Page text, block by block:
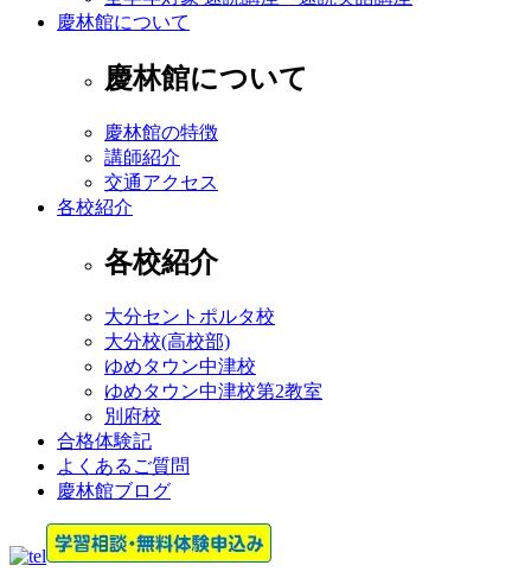
慶林館について
慶林館について
慶林館の特徴
講師紹介
交通アクセス
各校紹介
各校紹介
大分セントポルタ校
大分校(高校部)
ゆめタウン中津校
ゆめタウン中津校第2教室
別府校
合格体験記
よくあるご質問
慶林館ブログ